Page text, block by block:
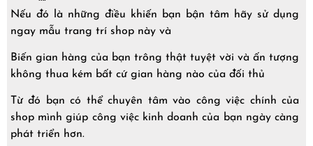
Nếu đó là những điều khiến bạn bận tâm hãy sử dụng
ngay mẫu trang trí shop này và
Biến gian hàng của bạn trông thật tuyệt vời và ấn tượng
không thua kém bất cứ gian hàng nào của đối thủ
Từ đó bạn có thể chuyên tâm vào công việc chính của
shop mình giúp công việc kinh doanh của bạn ngày càng
phát triển hơn.